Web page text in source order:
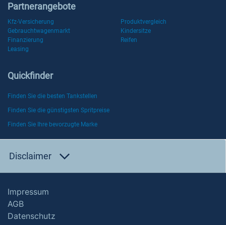
Partnerangebote
Kfz-Versicherung
Produktvergleich
Gebrauchtwagenmarkt
Kindersitze
Finanzierung
Reifen
Leasing
Quickfinder
Finden Sie die besten Tankstellen
Finden Sie die günstigsten Spritpreise
Finden Sie Ihre bevorzugte Marke
Disclaimer
Impressum
AGB
Datenschutz